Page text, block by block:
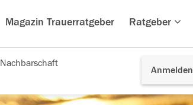
Magazin Trauerratgeber Ratgeber
Anmelden
Nachbarschaft